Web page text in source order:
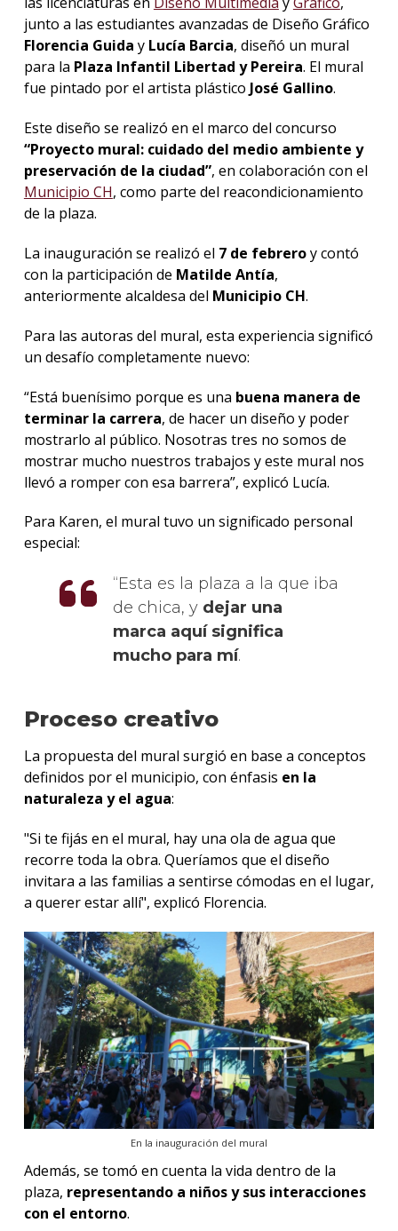
junto a las estudiantes avanzadas de Diseño Gráfico
Florencia Guida y Lucía Barcia, diseñó un mural
para la Plaza Infantil Libertad y Pereira. El mural
fue pintado por el artista plástico José Gallino.
Este diseño se realizó en el marco del concurso
“Proyecto mural: cuidado del medio ambiente y
preservación de la ciudad”, en colaboración con el
Municipio CH, como parte del reacondicionamiento
de la plaza.
La inauguración se realizó el 7 de febreroy contó
con la participación de Matilde Antía,
anteriormente alcaldesa del Municipio CH.
Para las autoras del mural, esta experiencia significó
un desafío completamente nuevo:
“Está buenísimo porque es una buena manera de
terminar la carrera, de hacer un diseño y poder
mostrarlo al público. Nosotras tres no somos de
mostrar mucho nuestros trabajos y este mural nos
llevó a romper con esa barrera”, explicó Lucía.
Para Karen, el mural tuvo un significado personal
especial:
Esta es la plaza a la que iba
de chica, y dejar una
marca aquí significa
mucho para mí.
Proceso creativo
La propuesta del mural surgió en base a conceptos
definidos por el municipio, con énfasis en la
naturaleza y el agua:
"Si te fijás en el mural, hay una ola de agua que
recorre toda la obra. Queríamos que el diseño
invitara a las familias a sentirse cómodas en el lugar,
a querer estar allí", explicó Florencia.
En la inauguración del mural
Además, se tomó en cuenta la vida dentro de la
plaza, representando a niños y sus interacciones
con el entorno.